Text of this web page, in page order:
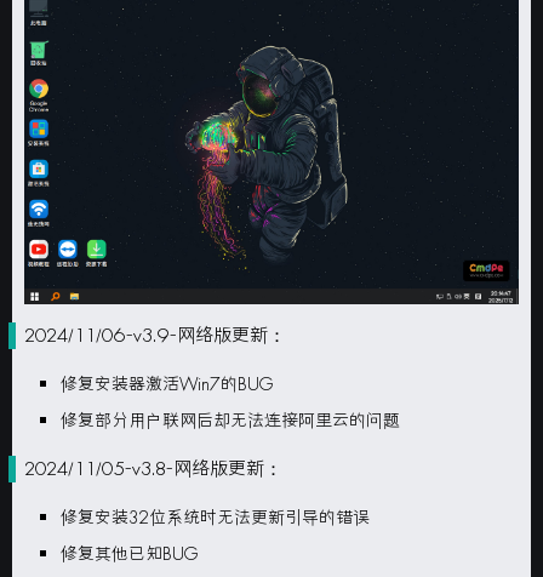
2024/11/06-v3.9-网络版更新：
修复安装器激活Win7的BUG
修复部分用户联网后却无法连接阿里云的问题
2024/11/05-v3.8-网络版更新：
修复安装32位系统时无法更新引导的错误
修复其他已知BUG